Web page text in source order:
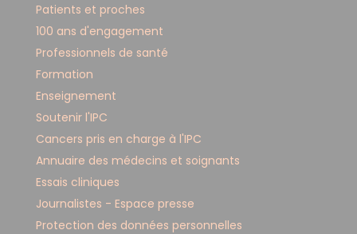
Patients et proches
100 ans d'engagement
Professionnels de santé
Formation
Enseignement
Soutenir l'IPC
Cancers pris en charge à l'IPC
Annuaire des médecins et soignants
Essais cliniques
Journalistes - Espace presse
Protection des données personnelles